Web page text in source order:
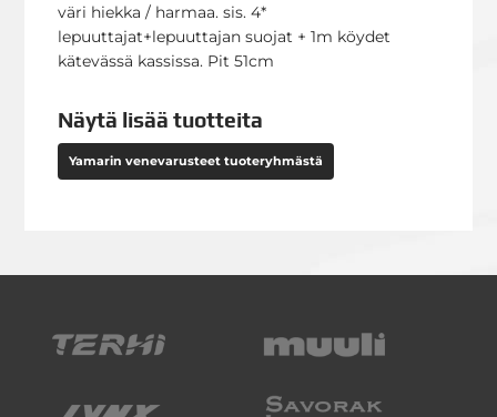
väri hiekka / harmaa. sis. 4*
lepuuttajat+lepuuttajan suojat + 1m köydet
kätevässä kassissa. Pit 51cm
Näytä lisää tuotteita
Yamarin venevarusteet tuoteryhmästä